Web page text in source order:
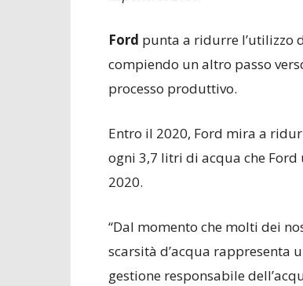
Ford punta a ridurre l’utilizzo
compiendo un altro passo
processo produttivo.
Entro il 2020, Ford mira a
ogni 3,7 litri di acqua che Ford
2020.
“Dal momento che molti dei
scarsità d’acqua rappresenta
gestione responsabile